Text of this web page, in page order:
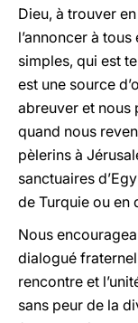
Dieu, à trouver
l’annoncer à
simples, qui est
est une source
abreuver et nous
quand nous
pèlerins à
sanctuaires
de Turquie ou en
Nous
dialogué
rencontre et
sans peur de la